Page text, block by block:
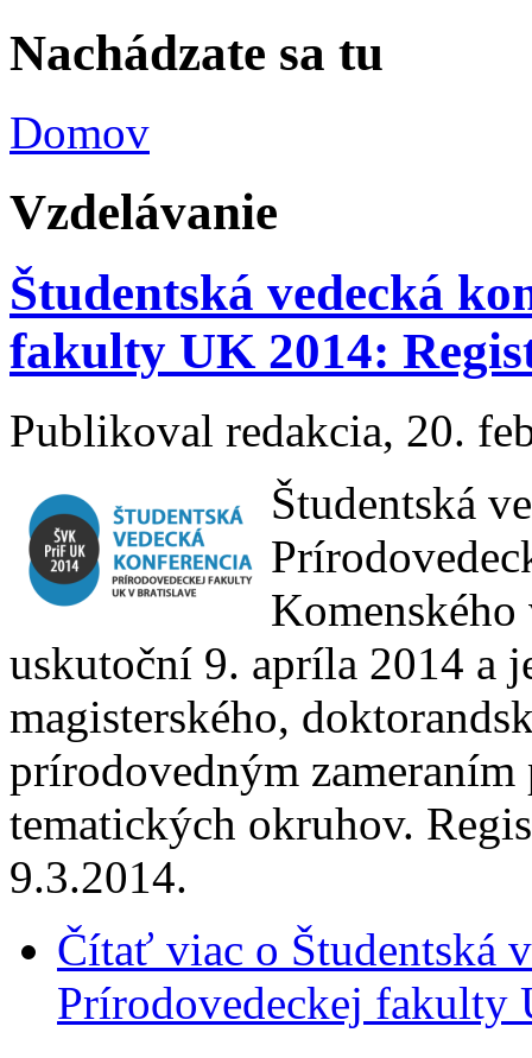
Nachádzate sa tu
Domov
Vzdelávanie
Študentská vedecká
fakulty UK 2014:
Publikoval redakcia, 20.
Študentská
uskutoční 9. apríla 2014 a
magisterského,
prírodovedným
tematických okruhov.
9.3.2014.
Čítať viac o Študentská
Prírodovedeckej fakulty